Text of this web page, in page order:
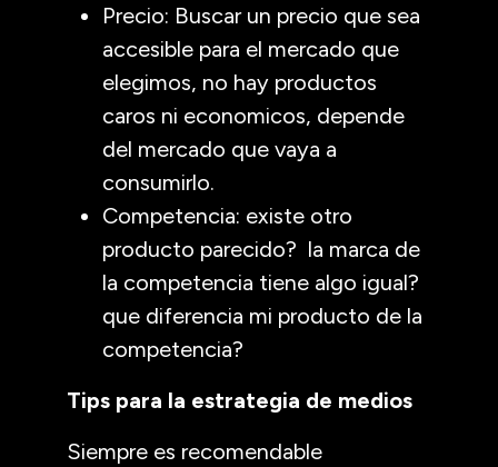
Precio: Buscar un precio que sea
accesible para el mercado que
elegimos, no hay productos
caros ni economicos, depende
del mercado que vaya a
consumirlo.
Competencia: existe otro
producto parecido? la marca de
la competencia tiene algo igual?
que diferencia mi producto de la
competencia?
Tips para la estrategia de medios
Siempre es recomendable